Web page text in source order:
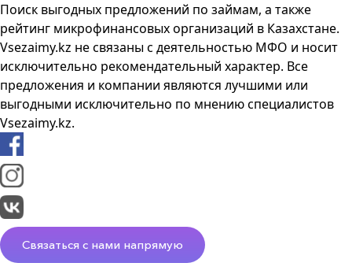
Поиск выгодных предложений по займам, а также
рейтинг микрофинансовых организаций в Казахстане.
Vsezaimy.kz не связаны с деятельностью МФО и носит
исключительно рекомендательный характер. Все
предложения и компании являются лучшими или
выгодными исключительно по мнению специалистов
Vsezaimy.kz.
Связаться с нами напрямую